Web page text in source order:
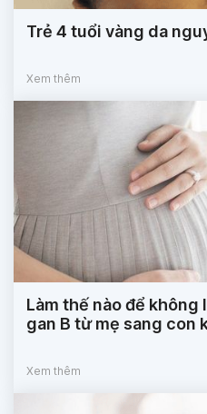
Trẻ 4 tuổi vàng da
Xem thêm
Làm thế nào để
gan B từ mẹ sang con
Xem thêm